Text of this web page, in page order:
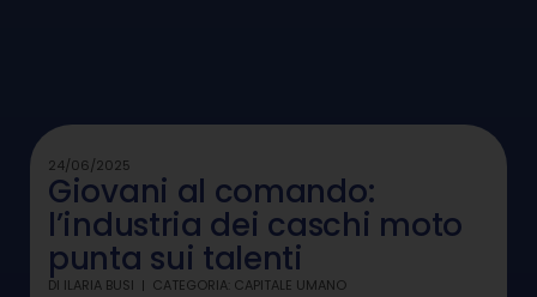
24/06/2025
Giovani al comando:
l’industria dei caschi moto
punta sui talenti
DI ILARIA BUSI CATEGORIA: CAPITALE UMANO